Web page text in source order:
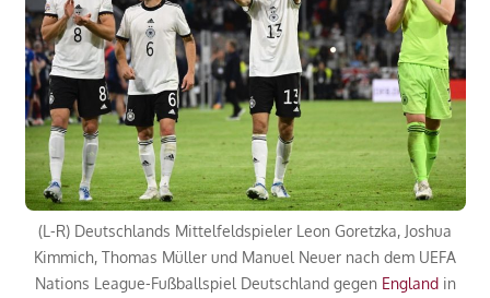
(L-R) Deutschlands Mittelfeldspieler Leon Goretzka, Joshua
Kimmich, Thomas Müller und Manuel Neuer nach dem UEFA
Nations League-Fußballspiel Deutschland gegen Englandin